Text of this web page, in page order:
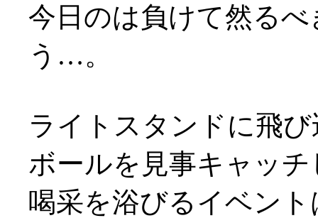
今日のは負けて然る
う…。
ライトスタンドに飛
ボールを見事キャッ
喝采を浴びるイベン